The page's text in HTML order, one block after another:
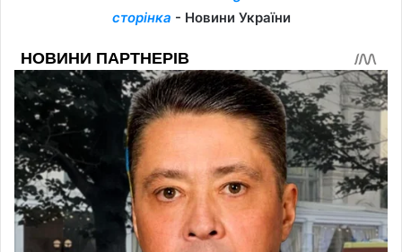
сторінка - Новини України